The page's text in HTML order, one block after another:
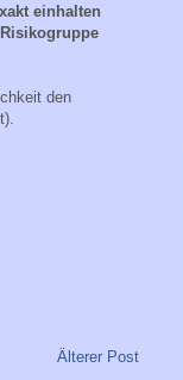
einhalten
den
Älterer Post